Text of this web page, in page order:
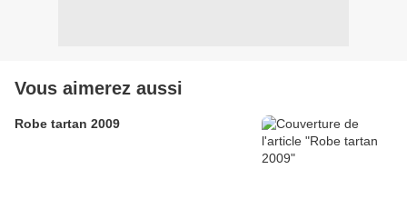
Vous aimerez aussi
Robe tartan 2009